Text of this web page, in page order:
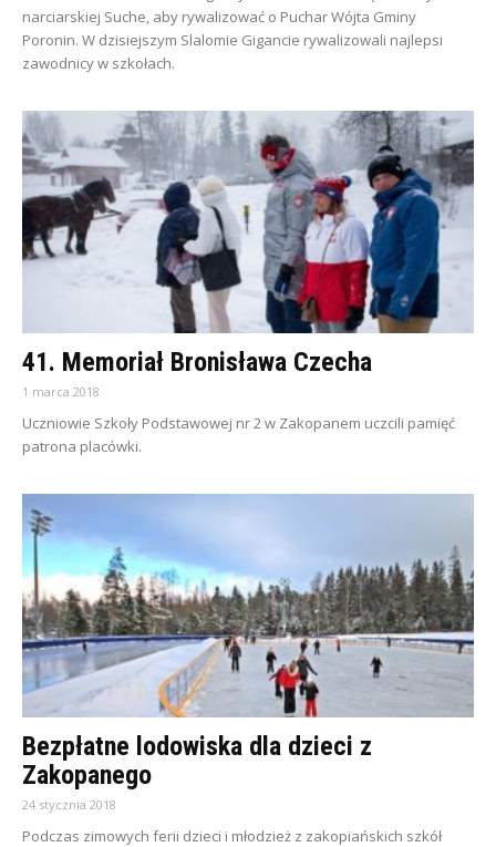
narciarskiej Suche, aby rywalizować o Puchar Wójta Gminy
Poronin. W dzisiejszym Slalomie Gigancie rywalizowali najlepsi
zawodnicy w szkołach.
41. Memoriał Bronisława Czecha
1 marca 2018
Uczniowie Szkoły Podstawowej nr 2 w Zakopanem uczcili pamięć
patrona placówki.
Bezpłatne lodowiska dla dzieci z
Zakopanego
24 stycznia 2018
Podczas zimowych ferii dzieci i młodzież z zakopiańskich szkół